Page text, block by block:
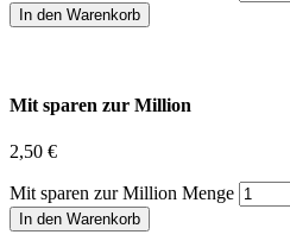
In den Warenkorb
Mit sparen zur Million
2,50 €
Mit sparen zur Million Menge
In den Warenkorb